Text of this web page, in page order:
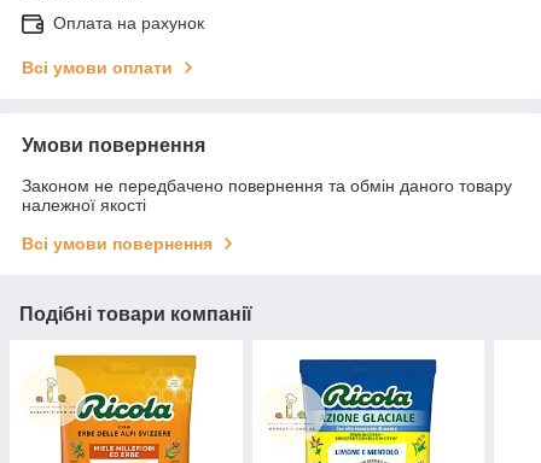
Оплата на рахунок
Всі умови оплати
Умови повернення
Законом не передбачено повернення та обмін даного товару
належної якості
Всі умови повернення
Подібні товари компанії